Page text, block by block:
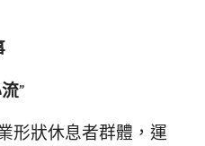
”
形狀休息者群體，運